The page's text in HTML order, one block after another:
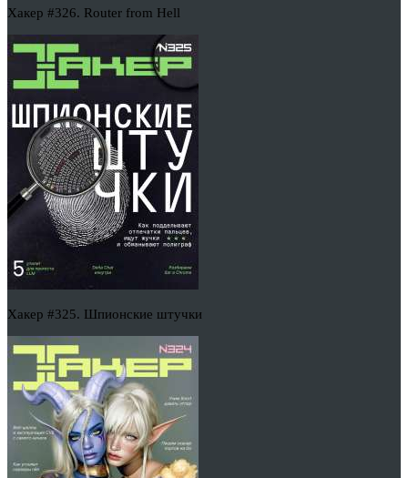
Хакер #326. Router from Hell
Хакер #325. Шпионские штучки